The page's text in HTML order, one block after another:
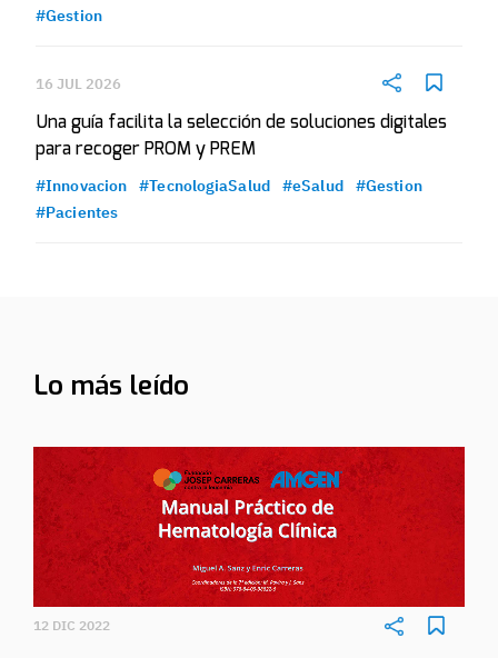
#Gestion
16 JUL 2026
Una guía facilita la selección de soluciones digitales
para recoger PROM y PREM
#Innovacion #TecnologiaSalud #eSalud
#Gestion
#Pacientes
Lo más leído
12 DIC 2022